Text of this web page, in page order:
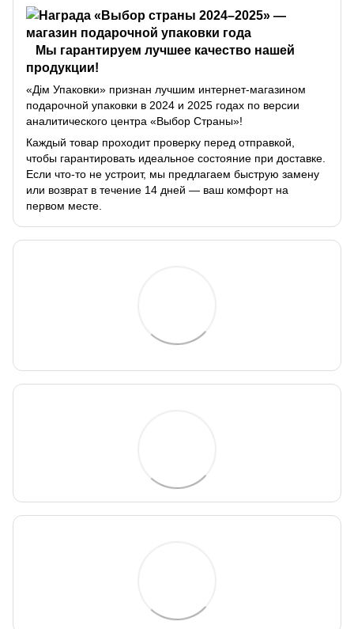
Мы гарантируем лучшее качество нашей
продукции!
«Дім Упаковки» признан лучшим интернет-магазином
подарочной упаковки в 2024 и 2025 годах по версии
аналитического центра «Выбор Страны»!
Каждый товар проходит проверку перед отправкой,
чтобы гарантировать идеальное состояние при доставке.
Если что-то не устроит, мы предлагаем быструю замену
или возврат в течение 14 дней — ваш комфорт на
первом месте.